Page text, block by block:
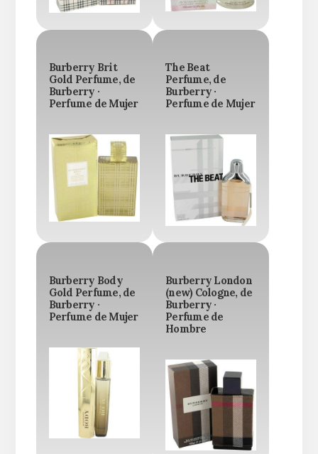
Burberry Brit
Gold Perfume, de
Burberry ·
Perfume de Mujer
The Beat
Perfume, de
Burberry ·
Perfume de Mujer
Burberry Body
Gold Perfume, de
Burberry ·
Perfume de Mujer
Burberry London
(new) Cologne, de
Burberry ·
Perfume de
Hombre